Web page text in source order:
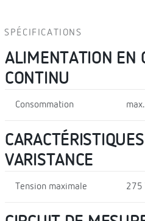
SPÉCIFICATIONS
ALIMENTATION EN
CONTINU
Consommation
VARISTANCE
Tension maximale 275